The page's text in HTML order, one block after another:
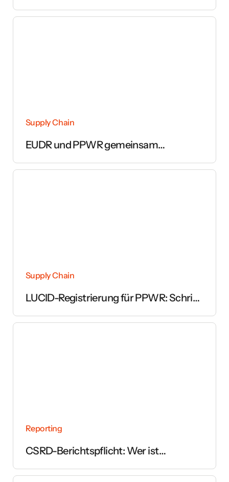
Nachhaltigkeitsberichts
Supply Chain
EUDR und PPWR gemeinsam
Supply Chain
LUCID-Registrierung für PPWR: Schritt
Reporting
CSRD-Berichtspflicht: Wer ist